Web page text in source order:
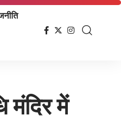
मंदिर में